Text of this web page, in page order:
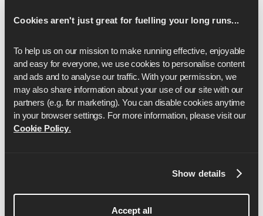
Cookies aren't just great for fuelling your long runs...
To help us on our mission to make running effective, enjoyable
and easy for everyone, we use cookies to personalise content
and ads and to analyse our traffic. With your permission, we
may also share information about your use of our site with our
partners (e.g. for marketing). You can disable cookies anytime
in your browser settings. For more information, please visit our
Cookie Policy.
Show details
Accept all
Strava, que temos há >2 anos!
Dom Maskell